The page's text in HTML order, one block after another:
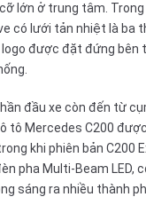
lớn ở trung tâm. Trong
có lưới tản nhiệt là ba
được đặt đứng bên
đầu xe còn đến từ
ô tô Mercedes C200
khi phiên bản C200
pha Multi-Beam LED,
sáng ra nhiều thành